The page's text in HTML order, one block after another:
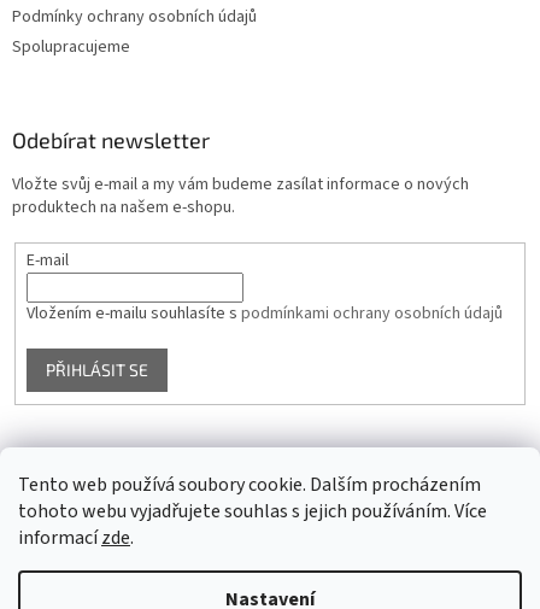
Tento web používá soubory cookie. Dalším procházením
tohoto webu vyjadřujete souhlas s jejich používáním. Více
informacízde.
Nastavení
Podmínky ochrany osobních údajů
Spolupracujeme
Odebírat newsletter
Vložte svůj e-mail a my vám budeme zasílat informace o nových
produktech na našem e-shopu.
E-mail
Vložením e-mailu souhlasíte s podmínkami ochrany osobních údajů
PŘIHLÁSIT SE
Facebook